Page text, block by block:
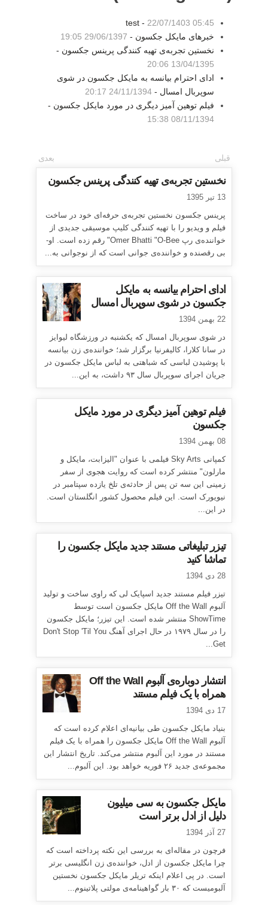
test - 22/07/1403 05:45
خبرهای مایکل جکسون - 29/06/1397 19:05
نخستین تجربه‌ی تهیه کنندگی پرینس جکسون -
13/04/1395 20:06
ادای احترام بیانسه به مایکل جکسون در شوی
سوپربال امسال - 24/11/1394 20:17
فیلم توهین آمیز دیگری در مورد مایکل جکسون -
08/11/1394 15:38
قبلی بعدی
نخستین تجربه‌ی تهیه کنندگی پرینس جکسون
13 تیر 1395
پرینس جکسون نخستین تجربه‌ی حرفه‌ای خود در ساخت
فیلم و ویدیو را با تهیه کنندگی کلیپ موسیقی جدیدی از
خواننده‌ی رپ Omer Bhatti "O-Bee" رقم زده است. او-
بی رقصنده و خواننده‌ی جوانی است که از نوجوانی به...
ادای احترام بیانسه به مایکل
جکسون در شوی سوپربال امسال
22 بهمن 1394
در شوی سوپربال امسال که یکشنبه در ورزشگاه لیوایز
در سانا کلارا، کالیفرنیا برگزار شد؛ خواننده‌ی زن بیانسه
با پوشیدن لباسی که شباهتی به لباس مایکل جکسون در
جریان اجرای سوپربال سال ۹۳ داشت، به این...
فیلم توهین آمیز دیگری در مورد مایکل
جکسون
08 بهمن 1394
کمپانی Sky Arts فیلمی با عنوان "الیزابت، مایکل و
مارلون" منتشر کرده است که روایت هجوی از سفر
زمینی این سه تن پس از حادثه‌ی تلخ یازده سپتامبر در
نیویورک است. این فیلم محصول کشور انگلستان است.
در این...
تیزر تبلیغاتی مستند جدید مایکل جکسون را
تماشا کنید
28 دی 1394
تیزر فیلم مستند جدید اسپایک لی که راوی ساخت و تولید
آلبوم Off the Wall مایکل جکسون است توسط
ShowTime منتشر شده است. این تیزر؛ مایکل جکسون
را در سال ۱۹۷۹ در حال اجرای آهنگ Don't Stop 'Til You
Get...
انتشار دوباره‌ی آلبوم Off the Wall
همراه با یک فیلم مستند
17 دی 1394
بنیاد مایکل جکسون طی بیانیه‌ای اعلام کرده است که
آلبوم Off the Wall مایکل جکسون را همراه با یک فیلم
مستند در مورد این آلبوم منتشر می‌کند. تاریخ انتشار این
مجموعه‌ی جدید ۲۶ فوریه خواهد بود. این آلبوم...
مایکل جکسون به سی میلیون
دلیل از ادل برتر است
27 آذر 1394
فرچون در مقاله‌ای به بررسی این نکته پرداخته است که
چرا مایکل جکسون از ادل، خواننده‌ی زن انگلیسی برتر
است. در پی اعلام اینکه تریلر مایکل جکسون نخستین
آلبومیست که ۳۰ بار گواهینامه‌ی مولتی پلاتینوم...